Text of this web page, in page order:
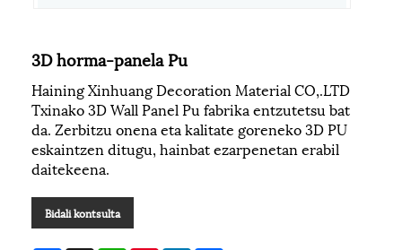
3D horma-panela Pu
Haining Xinhuang Decoration Material CO,.LTD
Txinako 3D Wall Panel Pu fabrika entzutetsu bat
da. Zerbitzu onena eta kalitate goreneko 3D PU
eskaintzen ditugu, hainbat ezarpenetan erabil
daitekeena.
Bidali kontsulta